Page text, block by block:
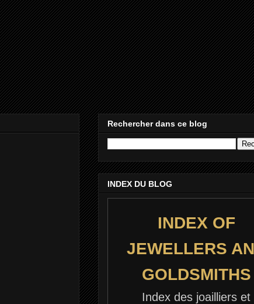
Rechercher dans ce blog
INDEX DU BLOG
INDEX OF
JEWELLERS
GOLDSMITHS
Index des joailliers et